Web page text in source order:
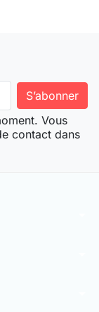
Vous
contact dans